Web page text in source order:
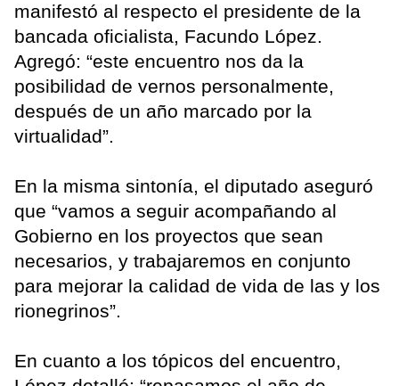
manifestó al respecto el presidente de la
bancada oficialista, Facundo López.
Agregó: “este encuentro nos da la
posibilidad de vernos personalmente,
después de un año marcado por la
virtualidad”.
En la misma sintonía, el diputado aseguró
que “vamos a seguir acompañando al
Gobierno en los proyectos que sean
necesarios, y trabajaremos en conjunto
para mejorar la calidad de vida de las y los
rionegrinos”.
En cuanto a los tópicos del encuentro,